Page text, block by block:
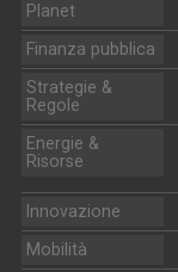
Planet
Finanza pubblica
Strategie &
Regole
Energie &
Risorse
Innovazione
Mobilità